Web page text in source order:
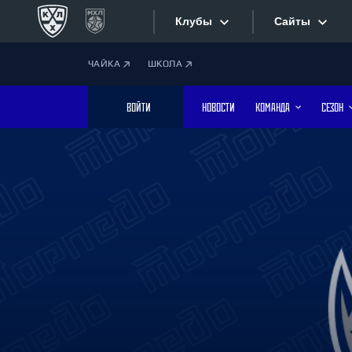
Клубы
Дивизион Боброва
Лада
Сайты
Текстовые
Фотобанк
ЧАЙКА ШКОЛА
ВОЙТИ НОВОСТИ КОМАНДА СЕЗОН